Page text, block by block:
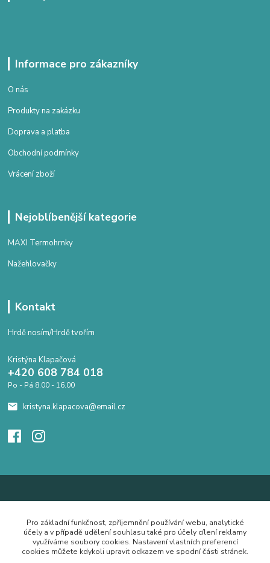
Informace pro zákazníky
O nás
Produkty na zakázku
Doprava a platba
Obchodní podmínky
Vrácení zboží
Nejoblíbenější kategorie
MAXI Termohrnky
Nažehlovačky
Kontakt
Hrdě nosím/Hrdě tvořím
Kristýna Klapačová
+420 608 784 018
Po - Pá 8.00 - 16.00
kristyna.klapacova@email.cz
Pro základní funkčnost, zpříjemnění používání webu, analytické
účely a v případě udělení souhlasu také pro účely cílení reklamy
využíváme soubory cookies. Nastavení vlastních preferencí
cookies můžete kdykoli upravit odkazem ve spodní části stránek.